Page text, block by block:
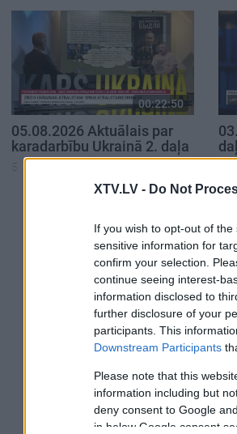
XTV.LV - Do Not
If you wish to opt-out of
sensitive information for
confirm your selection.
continue seeing interest-
information disclosed to
further disclosure of your
participants. This
Downstream Participants
Please note that this
information including but
deny consent to Google
in below Google consent
00:22:50
05.08.2026 Aktuālais par
karadarbību Ukrainā 2. daļa
5. augusts